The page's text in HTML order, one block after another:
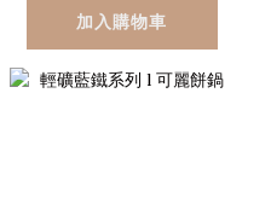
加入購物車